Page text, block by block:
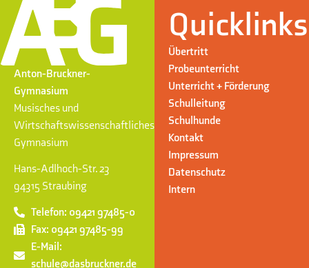
Anton-Bruckner-
Gymnasium
Musisches und
Wirtschaftswissenschaftliches
Gymnasium
Hans-Adlhoch-Str. 23
94315 Straubing
Telefon: 09421 97485-0
Fax: 09421 97485-99
E-Mail:
schule@dasbruckner.de
Quicklinks
Übertritt
Probeunterricht
Unterricht + Förderung
Schulleitung
Schulhunde
Kontakt
Impressum
Datenschutz
Intern